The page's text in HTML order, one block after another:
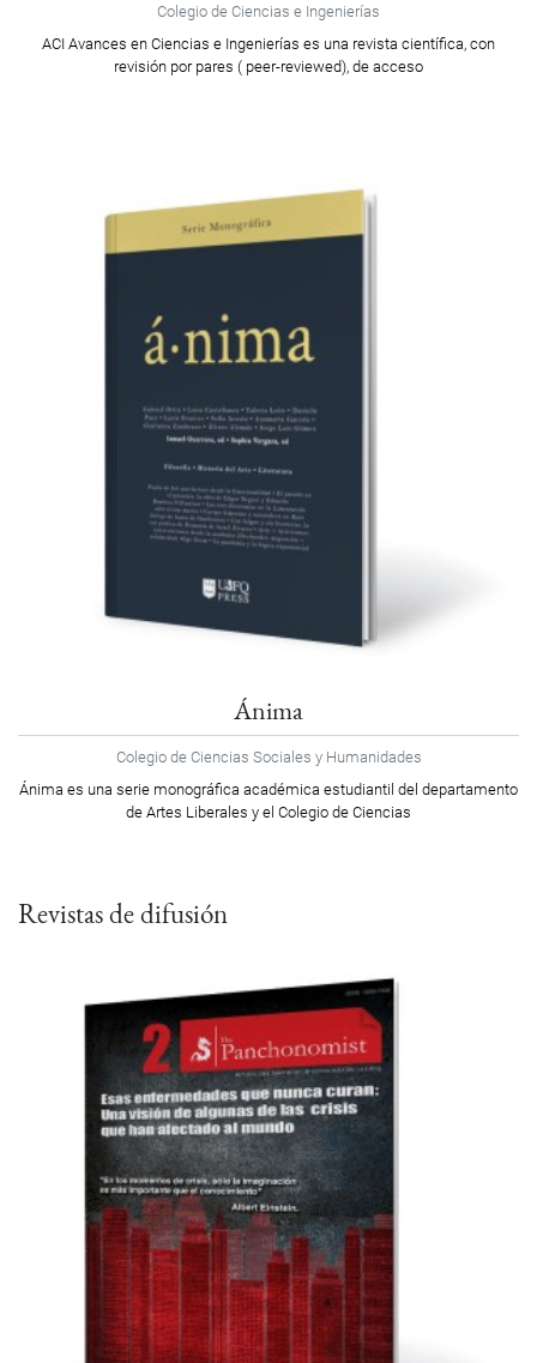
Colegio de Ciencias e Ingenierías
ACI Avances en Ciencias e Ingenierías es una revista científica, con
revisión por pares ( peer-reviewed), de acceso
Ánima
Colegio de Ciencias Sociales y Humanidades
Ánima es una serie monográfica académica estudiantil del departamento
de Artes Liberales y el Colegio de Ciencias
Revistas de difusión